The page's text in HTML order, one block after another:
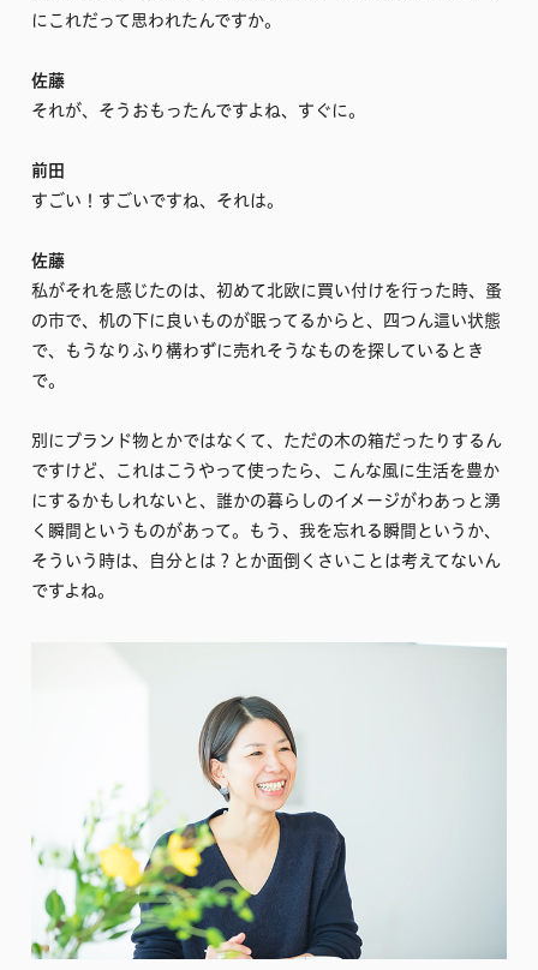
にこれだって思われたんですか。
佐藤
それが、そうおもったんですよね、すぐに。
前田
すごい！すごいですね、それは。
佐藤
私がそれを感じたのは、初めて北欧に買い付けを行った時、蚤
の市で、机の下に良いものが眠ってるからと、四つん這い状態
で、もうなりふり構わずに売れそうなものを探しているとき
で。
別にブランド物とかではなくて、ただの木の箱だったりするん
ですけど、これはこうやって使ったら、こんな風に生活を豊か
にするかもしれないと、誰かの暮らしのイメージがわあっと湧
く瞬間というものがあって。もう、我を忘れる瞬間というか、
そういう時は、自分とは？とか面倒くさいことは考えてないん
ですよね。